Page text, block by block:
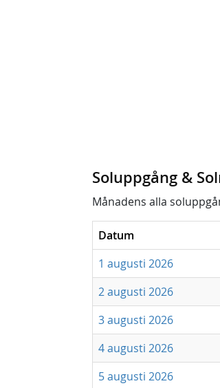
Soluppgång &
Månadens alla
Datum
1 augusti 2026
2 augusti 2026
3 augusti 2026
4 augusti 2026
5 augusti 2026